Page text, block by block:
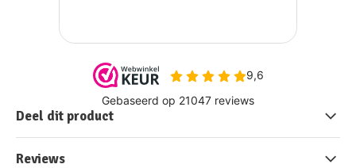
Deel dit product
Reviews